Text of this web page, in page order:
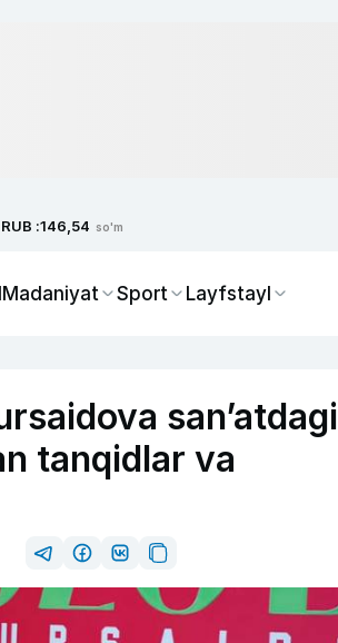
RUB :146,54 so'm
Madaniyat Sport Layfstayl
san’atdagi
tanqidlar va